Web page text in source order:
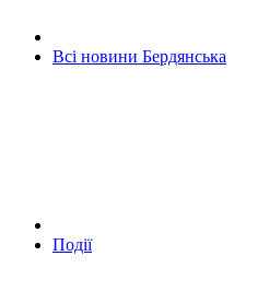
Всі новини Бердянська
Події